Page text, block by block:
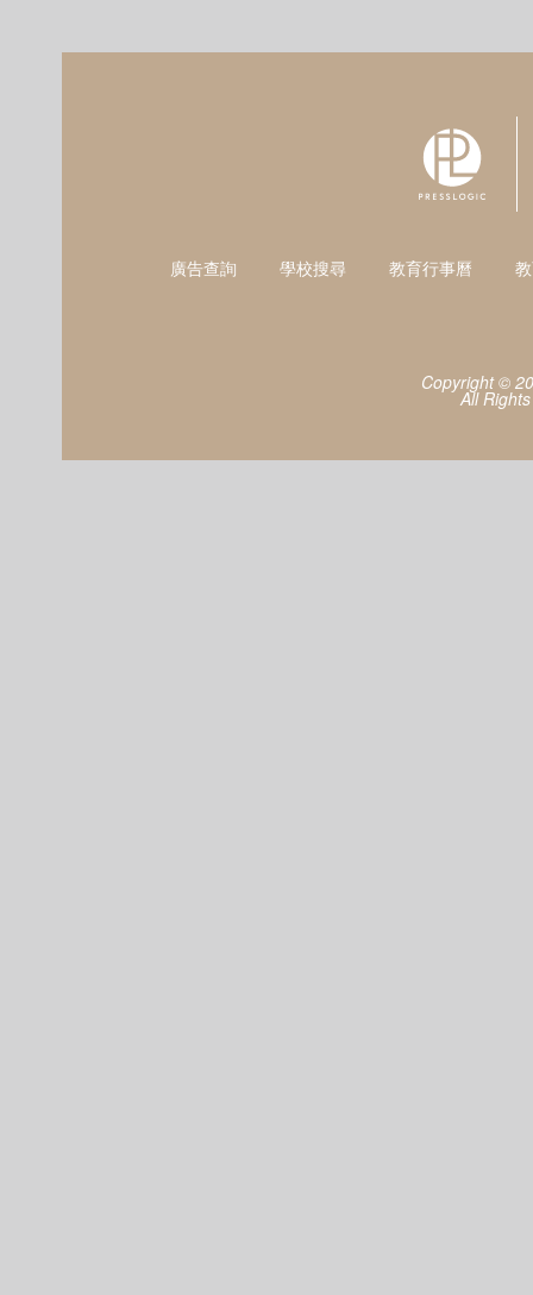
廣告查詢 學校搜尋 教育行事曆
Copyright ©
All